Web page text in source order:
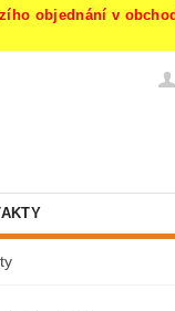
objednání v